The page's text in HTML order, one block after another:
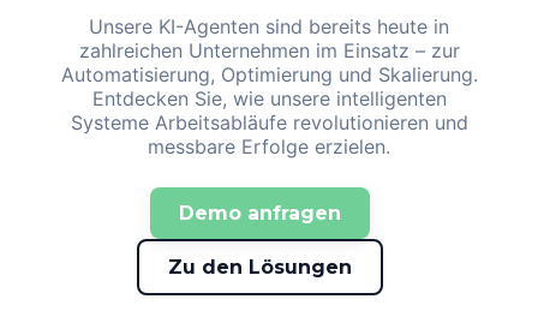
Unsere KI-Agenten sind bereits heute in
zahlreichen Unternehmen im Einsatz – zur
Automatisierung, Optimierung und Skalierung.
Entdecken Sie, wie unsere intelligenten
Systeme Arbeitsabläufe revolutionieren und
messbare Erfolge erzielen.
Demo anfragen
Zu den Lösungen